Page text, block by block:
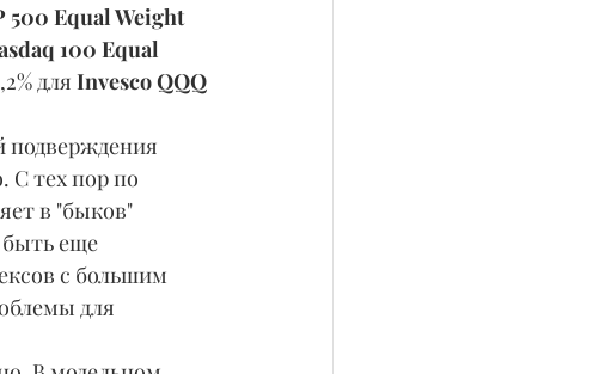
500 Equal Weight
100 Equal
для Invesco QQQ
С тех пор по
в "быков"
быть еще
с большим
для